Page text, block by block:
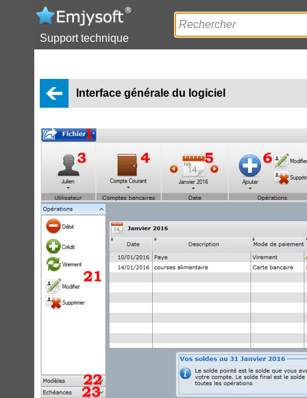
Support technique
Interface générale du logiciel